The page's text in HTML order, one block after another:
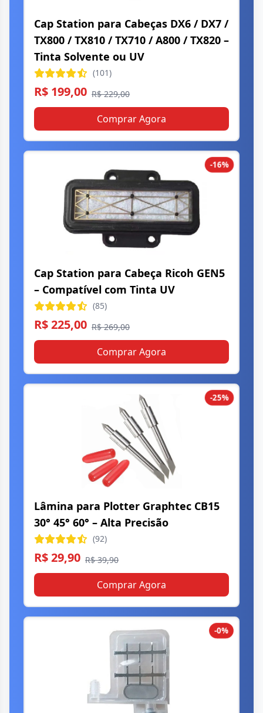
Cap Station para Cabeças DX6 / DX7 /
TX800 / TX810 / TX710 / A800 / TX820 –
Tinta Solvente ou UV
(101)
R$ 199,00 R$ 229,00
Comprar Agora
-16%
Cap Station para Cabeça Ricoh GEN5
– Compatível com Tinta UV
(85)
R$ 225,00 R$ 269,00
Comprar Agora
-25%
Lâmina para Plotter Graphtec CB15
30° 45° 60° – Alta Precisão
(92)
R$ 29,90 R$ 39,90
Comprar Agora
-0%